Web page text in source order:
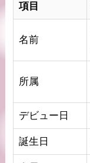
項目
名前
所属
デビュー日
誕生日